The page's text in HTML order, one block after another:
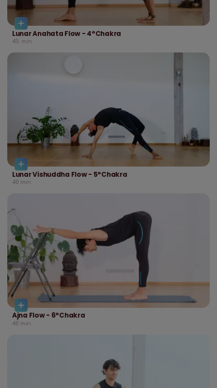
Lunar Anahata Flow - 4°Chakra
45 min
Lunar Vishuddha Flow - 5°Chakra
40 min
Ajna Flow - 6°Chakra
40 min